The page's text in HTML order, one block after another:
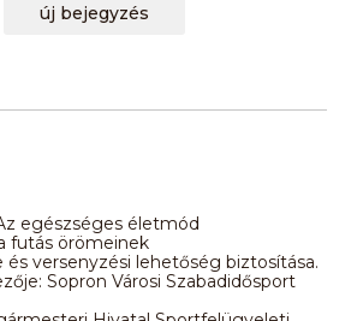
új bejegyzés
egészséges életmód
futás örömeinek
versenyzési lehetőség biztosítása.
Sopron Városi Szabadidősport